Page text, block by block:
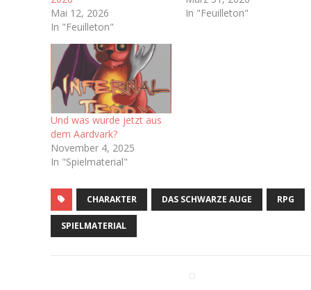
Mai 12, 2026
In "Feuilleton"
In "Feuilleton"
Und was wurde jetzt aus
dem Aardvark?
November 4, 2025
In "Spielmaterial"
CHARAKTER DAS SCHWARZE AUGE RPG
SPIELMATERIAL